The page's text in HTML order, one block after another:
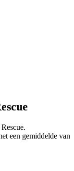
een gemiddelde van